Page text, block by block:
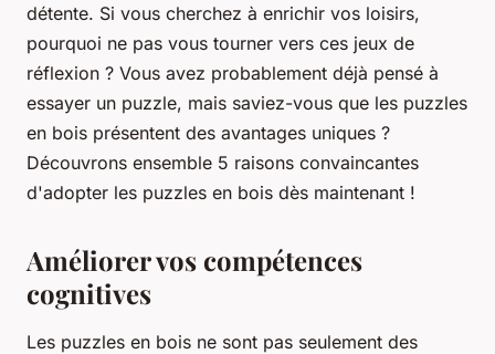
détente. Si vous cherchez à enrichir vos loisirs,
pourquoi ne pas vous tourner vers ces jeux de
réflexion ? Vous avez probablement déjà pensé à
essayer un puzzle, mais saviez-vous que les puzzles
en bois présentent des avantages uniques ?
Découvrons ensemble 5 raisons convaincantes
d'adopter les puzzles en bois dès maintenant !
Améliorer vos compétences
cognitives
Les puzzles en bois ne sont pas seulement des